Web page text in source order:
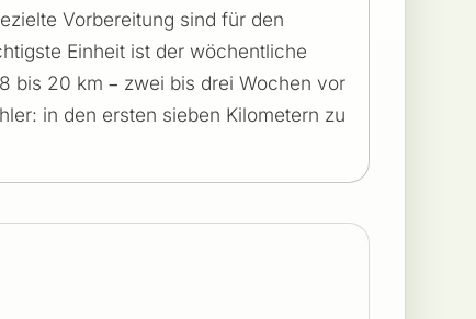
Vorbereitung sind für den
Einheit ist der wöchentliche
bis 20 km – zwei bis drei Wochen vor
in den ersten sieben Kilometern zu